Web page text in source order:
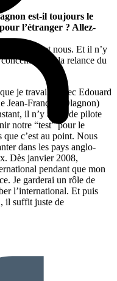
est-il toujours le
l’étranger ? Allez-
Olagnon et nous. Et il n’y
sur la relance du
je travaille avec Edouard
Jean-François Olagnon)
il n’y a pas de pilote
notre “test” pour le
que c’est au point. Nous
dans les pays anglo-
Dès janvier 2008,
pendant que mon
Je garderai un rôle de
l’international. Et puis
il suffit juste de